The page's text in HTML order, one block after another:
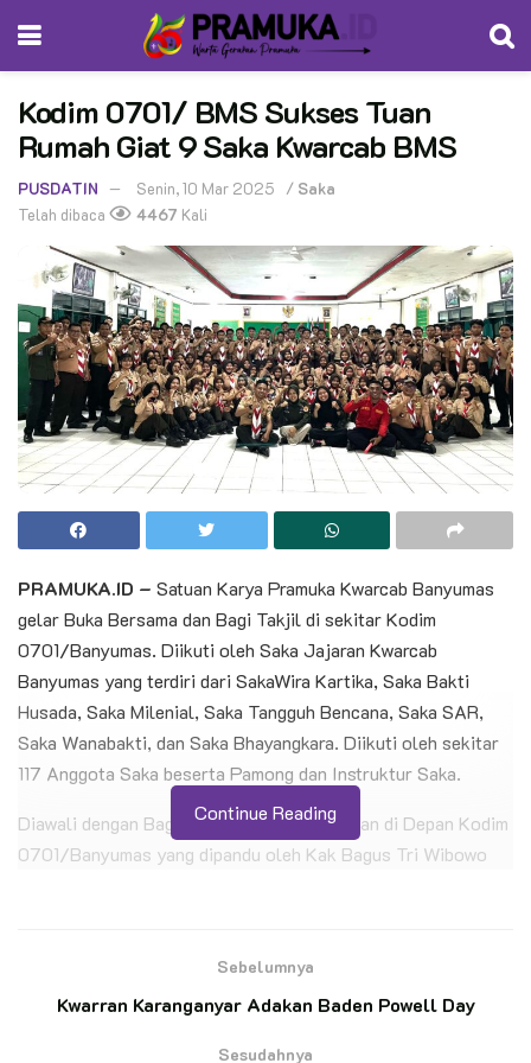
Kodim 0701/ BMS Sukses Tuan
Rumah Giat 9 Saka Kwarcab BMS
PUSDATIN Senin, 10 Mar 2025 / Saka
Telah dibaca
4467 Kali
PRAMUKA.ID – Satuan Karya Pramuka Kwarcab Banyumas
gelar Buka Bersama dan Bagi Takjil di sekitar Kodim
0701/Banyumas. Diikuti oleh Saka Jajaran Kwarcab
Banyumas yang terdiri dari SakaWira Kartika, Saka Bakti
Husada, Saka Milenial, Saka Tangguh Bencana, Saka SAR,
Saka Wanabakti, dan Saka Bhayangkara. Diikuti oleh sekitar
117 Anggota Saka beserta Pamong dan Instruktur Saka.
Diawali dengan Bagi Takjil yang dilaksanakan di Depan Kodim
0701/Banyumas yang dipandu oleh Kak Bagus Tri Wibowo
Continue Reading
Sebelumnya
Kwarran Karanganyar Adakan Baden Powell Day
Sesudahnya